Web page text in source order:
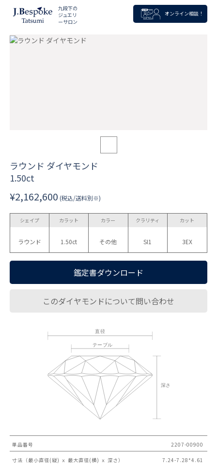
九段下の
ジュエリ
ーサロン
オンライン相談！
ラウンド ダイヤモンド
1.50ct
¥2,162,600 (税込/送料別※)
シェイプ
ラウンド
カラット
1.50ct
カラー
その他
クラリティ
SI1
カット
3EX
鑑定書ダウンロード
このダイヤモンドについて問い合わせ
単品番号 2207-00900
寸法（最小直径(縦) ｘ 最大直径(横) ｘ 深さ） 7.24-7.28*4.61